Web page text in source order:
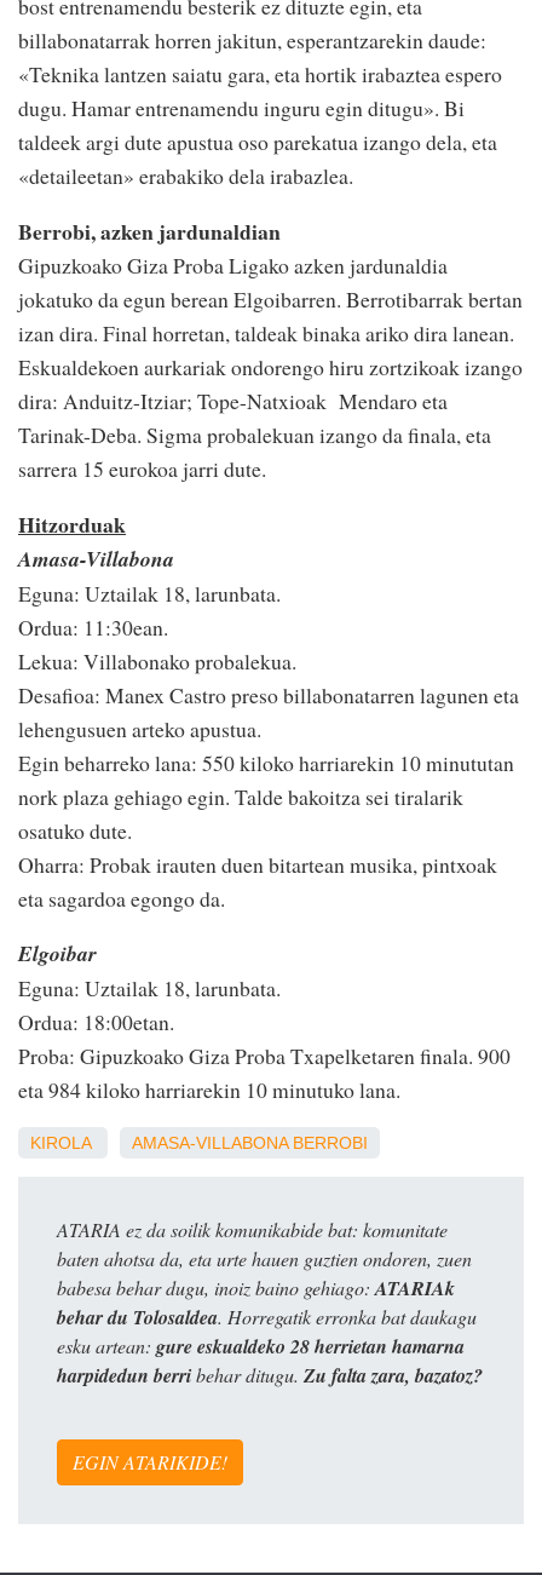
bost entrenamendu besterik ez dituzte egin, eta
billabonatarrak horren jakitun, esperantzarekin daude:
«Teknika lantzen saiatu gara, eta hortik irabaztea espero
dugu. Hamar entrenamendu inguru egin ditugu». Bi
taldeek argi dute apustua oso parekatua izango dela, eta
«detaileetan» erabakiko dela irabazlea.
Berrobi, azken jardunaldian
Gipuzkoako Giza Proba Ligako azken jardunaldia
jokatuko da egun berean Elgoibarren. Berrotibarrak bertan
izan dira. Final horretan, taldeak binaka ariko dira lanean.
Eskualdekoen aurkariak ondorengo hiru zortzikoak izango
dira: Anduitz-Itziar; Tope-Natxioak Mendaro eta
Tarinak-Deba. Sigma probalekuan izango da finala, eta
sarrera 15 eurokoa jarri dute.
Hitzorduak
Amasa-Villabona
Eguna: Uztailak 18, larunbata.
Ordua: 11:30ean.
Lekua: Villabonako probalekua.
Desafioa: Manex Castro preso billabonatarren lagunen eta
lehengusuen arteko apustua.
Egin beharreko lana: 550 kiloko harriarekin 10 minututan
nork plaza gehiago egin. Talde bakoitza sei tiralarik
osatuko dute.
Oharra: Probak irauten duen bitartean musika, pintxoak
eta sagardoa egongo da.
Elgoibar
Eguna: Uztailak 18, larunbata.
Ordua: 18:00etan.
Proba: Gipuzkoako Giza Proba Txapelketaren finala. 900
eta 984 kiloko harriarekin 10 minutuko lana.
KIROLA AMASA-VILLABONA BERROBI
ATARIA ez da soilik komunikabide bat: komunitate
baten ahotsa da, eta urte hauen guztien ondoren, zuen
babesa behar dugu, inoiz baino gehiago: ATARIAk
behar du Tolosaldea. Horregatik erronka bat daukagu
esku artean: gure eskualdeko 28 herrietan hamarna
harpidedun berribehar ditugu. Zu falta zara, bazatoz?
EGIN ATARIKIDE!